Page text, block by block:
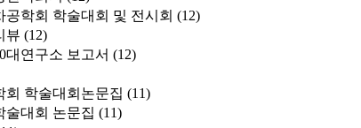
공학회 학술대회 및 전시회 (12)
뷰 (12)
대연구소 보고서 (12)
회 학술대회논문집 (11)
술대회 논문집 (11)